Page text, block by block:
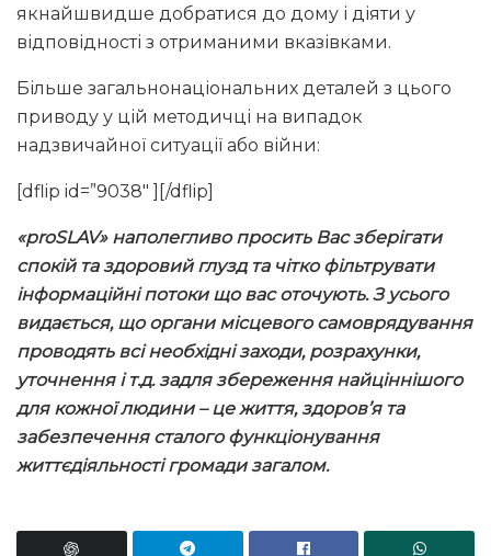
якнайшвидше добратися до дому і діяти у
відповідності з отриманими вказівками.
Більше загальнонаціональних деталей з цього
приводу у цій методичці на випадок
надзвичайної ситуації або війни:
[dflip id=”9038″ ][/dflip]
«proSLAV» наполегливо просить Вас зберігати
спокій та здоровий глузд та чітко фільтрувати
інформаційні потоки що вас оточують. З усього
видається, що органи місцевого самоврядування
проводять всі необхідні заходи, розрахунки,
уточнення і т.д. задля збереження найціннішого
для кожної людини – це життя, здоров’я та
забезпечення сталого функціонування
життєдіяльності громади загалом.